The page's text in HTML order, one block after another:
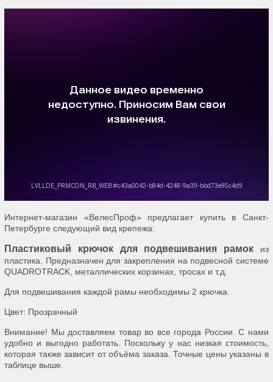
Интернет-магазин «ВелесПроф» предлагает купить в Санкт-
Петербурге следующий вид крепежа:
Пластиковый крючок для подвешивания рамок из
пластика. Предназначен для закрепления на подвесной системе
QUADROTRACK, металлических корзинах, тросах и т.д.
Для подвешивания каждой рамы необходимы 2 крючка.
Цвет: Прозрачный
Внимание! Мы доставляем товар во все города России. С нами
удобно и выгодно работать. Поскольку у нас низкая стоимость,
которая также зависит от объёма заказа. Точные цены указаны в
таблице выше.